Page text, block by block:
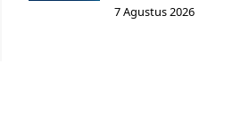
7 Agustus 2026